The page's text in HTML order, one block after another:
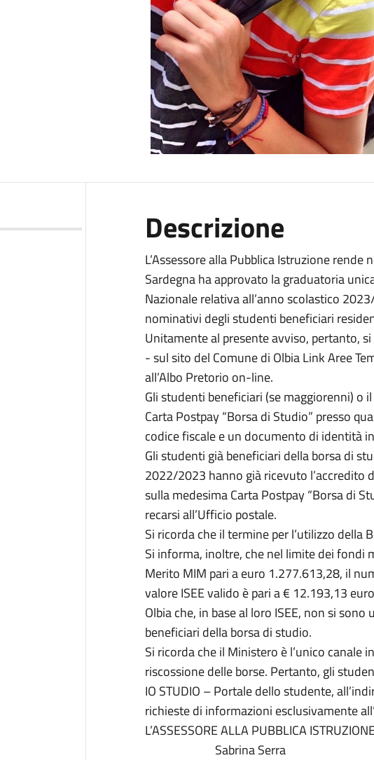
Descrizione
L’Assessore alla Pubblica Istruzione
Sardegna ha approvato la graduatoria
Nazionale relativa all’anno scolastico
nominativi degli studenti beneficiari
Unitamente al presente avviso, pertanto,
- sul sito del Comune di Olbia Link Aree
all’Albo Pretorio on-line.
Gli studenti beneficiari (se maggiorenni) o
Carta Postpay “Borsa di Studio” presso
codice fiscale e un documento di identità
Gli studenti già beneficiari della borsa di
2022/2023 hanno già ricevuto l’accredito
sulla medesima Carta Postpay “Borsa di
recarsi all’Ufficio postale.
Si ricorda che il termine per l’utilizzo della
Si informa, inoltre, che nel limite dei fondi
Merito MIM pari a euro 1.277.613,28, il
valore ISEE valido è pari a € 12.193,13
Olbia che, in base al loro ISEE, non si
beneficiari della borsa di studio.
Si ricorda che il Ministero è l’unico
riscossione delle borse. Pertanto, gli
IO STUDIO – Portale dello studente,
richieste di informazioni esclusivamente
L’ASSESSORE ALLA PUBBLICA
Sabrina Serra